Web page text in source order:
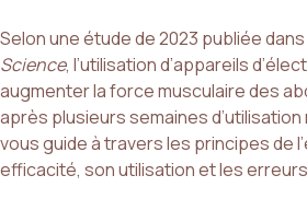
Selon une étude de 2023 publiée dans
Science, l’utilisation d’appareils
augmenter la force musculaire des
après plusieurs semaines
vous guide à travers les principes de
efficacité, son utilisation et les